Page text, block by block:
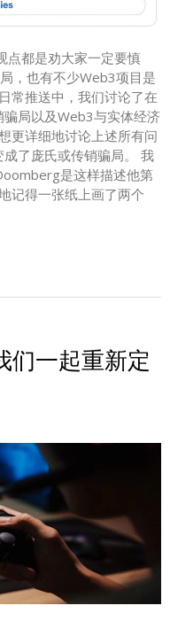
点都是劝大家一定要慎
，也有不少Web3项目是
常推送中，我们讨论了在
局以及Web3与实体经济
更详细地讨论上述所有问
了庞氏或传销骗局。 我
是这样描述他第
记得一张纸上画了两个
们一起重新定